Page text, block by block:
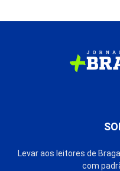
Levar aos leitores de
com